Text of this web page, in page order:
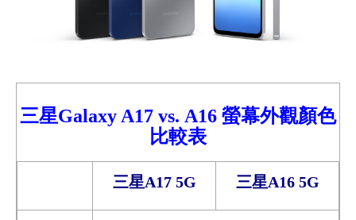
三星Galaxy A17 vs. A16 螢幕外觀顏色
比較表
三星A17 5G 三星A16 5G